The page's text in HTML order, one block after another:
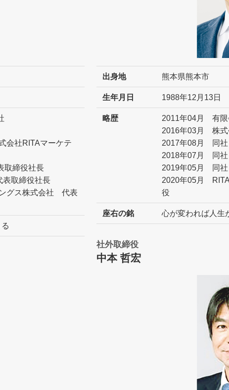
会社RITAマーケテ
締役社長
取締役社長
グス株式会社 代表
出身地 熊本県熊本市
生年月日 1988年12月13日
略歴
2011年04月 有限
2016年03月 株式
2017年08月 同
2018年07月 同
2019年05月 同
2020年05月
役
座右の銘 心が変われば人生
社外取締役
中本 哲宏